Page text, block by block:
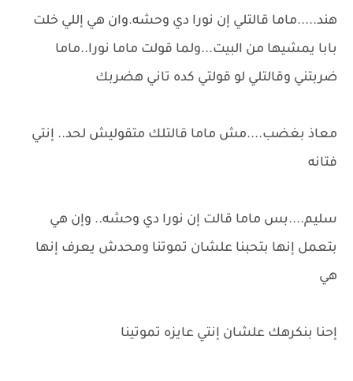
هند.....ماما قالتلي إن نورا دي وحشه.وان هي إللي خلت
بابا يمشيها من البيت...ولما قولت ماما نورا..ماما
ضربتني وقالتلي لو قولتي كده تاني هضربك
معاذ بغضب....مش ماما قالتلك متقوليش لحد.. إنتي
فتانه
سليم....بس ماما قالت إن نورا دي وحشه.. وإن هي
بتعمل إنها بتحبنا علشان تموتنا ومحدش يعرف إنها
هي
إحنا بنكرهك علشان إنتي عايزه تموتينا